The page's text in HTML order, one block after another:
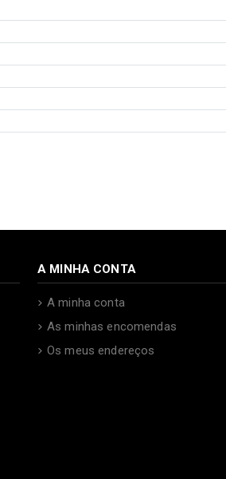
A MINHA CONTA
A minha conta
As minhas encomendas
Os meus endereços